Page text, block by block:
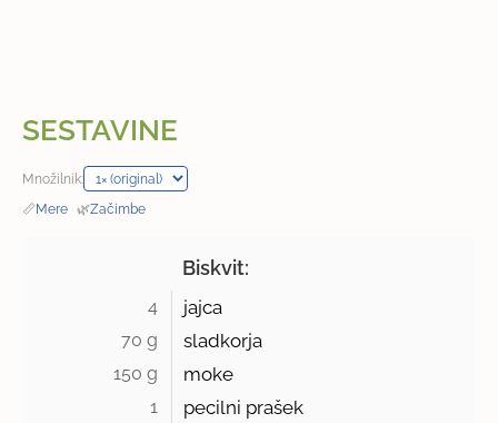
SESTAVINE
Množilnik:
📏Mere · 🌿Začimbe
Biskvit:
4 jajca
70 g sladkorja
150 g moke
1 pecilni prašek